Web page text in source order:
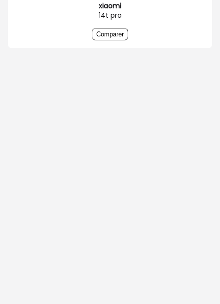
xiaomi
14t pro
Comparer